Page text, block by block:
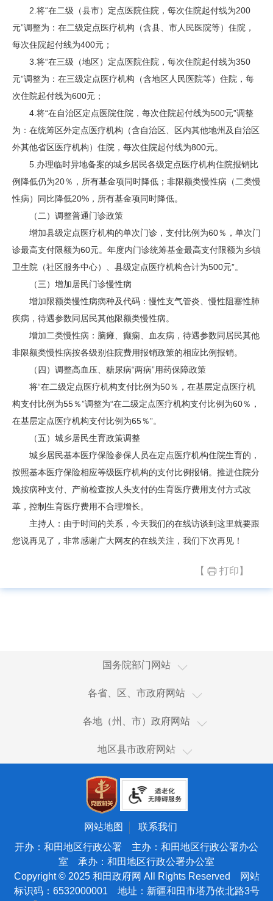
2.将“在二级（县市）定点医院住院，每次住院起付线为200
元”调整为：在二级定点医疗机构（含县、市人民医院等）住院，
每次住院起付线为400元；
3.将“在三级（地区）定点医院住院，每次住院起付线为350
元”调整为：在三级定点医疗机构（含地区人民医院等）住院，每
次住院起付线为600元；
4.将“在自治区定点医院住院，每次住院起付线为500元”调整
为：在统筹区外定点医疗机构（含自治区、区内其他地州及自治区
外其他省区医疗机构）住院，每次住院起付线为800元。
5.办理临时异地备案的城乡居民各级定点医疗机构住院报销比
例降低仍为20％，所有基金项同时降低；非限额类慢性病（二类慢
性病）同比降低20%，所有基金项同时降低。
（二）调整普通门诊政策
增加县级定点医疗机构的单次门诊，支付比例为60％，单次门
诊最高支付限额为60元。年度内门诊统筹基金最高支付限额为乡镇
卫生院（社区服务中心）、县级定点医疗机构合计为500元”。
（三）增加居民门诊慢性病
增加限额类慢性病病种及代码：慢性支气管炎、慢性阻塞性肺
疾病，待遇参数同居民其他限额类慢性病。
增加二类慢性病：脑瘫、癫痫、血友病，待遇参数同居民其他
非限额类慢性病按各级别住院费用报销政策的相应比例报销。
（四）调整高血压、糖尿病“两病”用药保障政策
将“在二级定点医疗机构支付比例为50％，在基层定点医疗机
构支付比例为55％”调整为“在二级定点医疗机构支付比例为60％，
在基层定点医疗机构支付比例为65％”。
（五）城乡居民生育政策调整
城乡居民基本医疗保险参保人员在定点医疗机构住院生育的，
按照基本医疗保险相应等级医疗机构的支付比例报销。推进住院分
娩按病种支付、产前检查按人头支付的生育医疗费用支付方式改
革，控制生育医疗费用不合理增长。
主持人：由于时间的关系，今天我们的在线访谈到这里就要跟
您说再见了，非常感谢广大网友的在线关注，我们下次再见！
【 打印】
国务院部门网站
国家国际发展合作署
国家体育总局
国家广播电视总局
海关总署
国务院国有资产监督管理委员会
国家海洋局
国家原子能机构
国家航天局
国家外国专家局
各省、区、市政府网站
新疆
澳门
台湾
天津
北京
宁夏
青海
甘肃
陕西
各地（州、市）政府网站
乌鲁木齐市
塔城地区
阿勒泰地区
博尔塔拉蒙古自治州
昌吉回族自治州
吐鲁番市
哈密市
巴音郭楞蒙古自治州
阿克苏地区
地区县市政府网站
和田市
和田县
皮山县
墨玉县
洛浦县
策勒县
于田县
民丰县
网站地图
联系我们
开办：和田地区行政公署 主办：和田地区行政公署办公
室 承办：和田地区行政公署办公室
Copyright © 2025 和田政府网 All Rights Reserved 网站
标识码：6532000001 地址：新疆和田市塔乃依北路3号